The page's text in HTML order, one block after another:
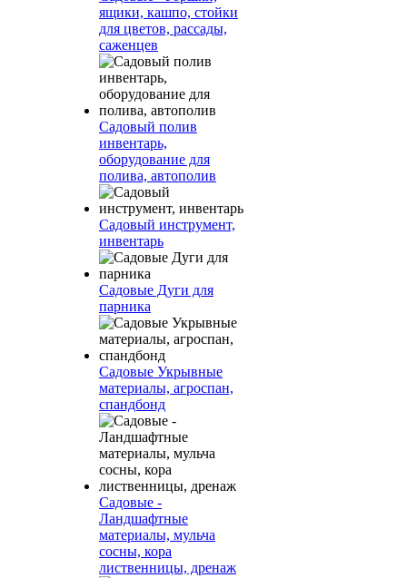
ящики, кашпо, стойки
для цветов, рассады,
саженцев
Садовый полив
инвентарь,
оборудование для
полива, автополив
Садовый инструмент,
инвентарь
Садовые Дуги для
парника
Садовые Укрывные
материалы, агроспан,
спандбонд
Садовые -
Ландшафтные
материалы, мульча
сосны, кора
лиственницы, дренаж